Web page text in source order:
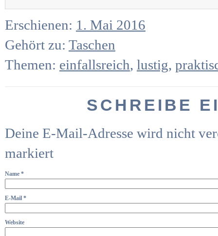
Erschienen: 1. Mai 2016
Gehört zu: Taschen
Themen: einfallsreich, lustig,
SCHREIBE
Deine E-Mail-Adresse wird nicht
markiert
Name *
E-Mail *
Website